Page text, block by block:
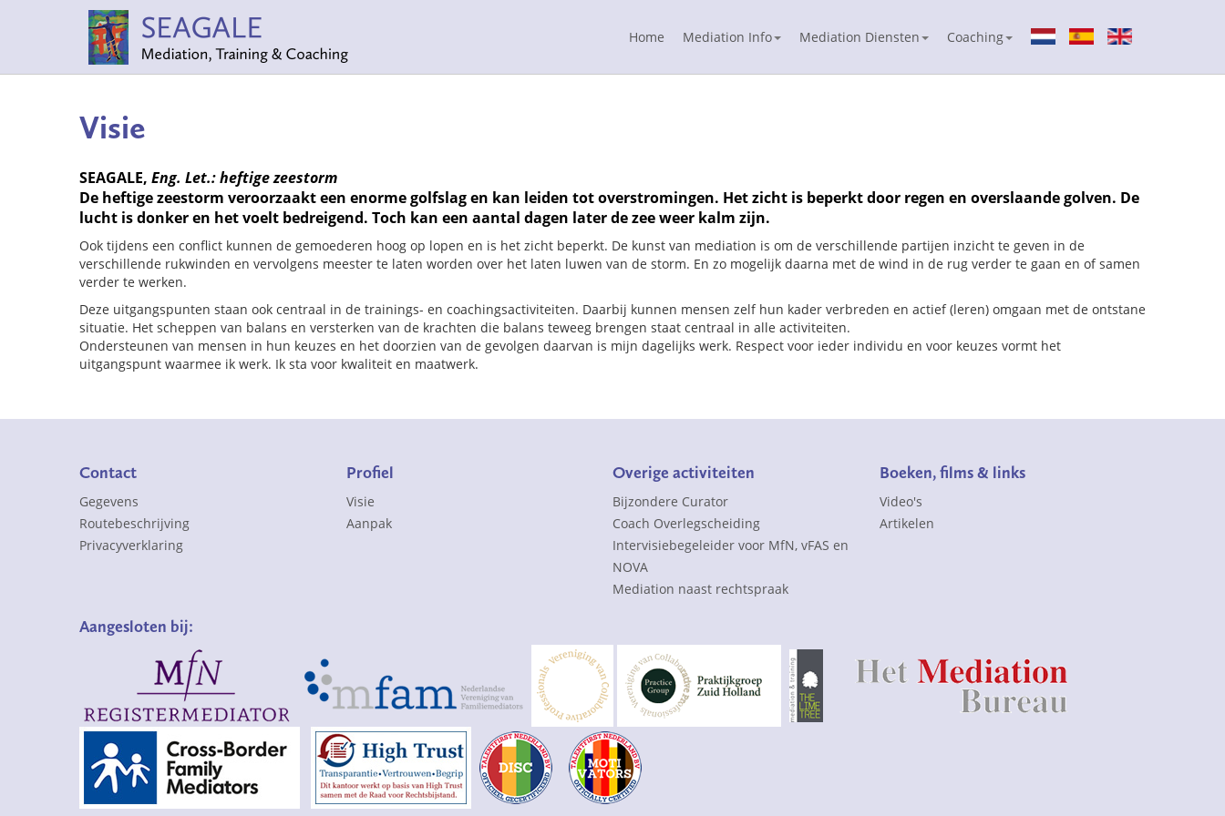
Home Mediation Info Mediation Diensten Coaching
Visie
SEAGALE, Eng. Let.: heftige zeestorm
De heftige zeestorm veroorzaakt een enorme golfslag en kan leiden tot overstromingen. Het zicht is beperkt door regen en overslaande golven. De
lucht is donker en het voelt bedreigend. Toch kan een aantal dagen later de zee weer kalm zijn.
Ook tijdens een conflict kunnen de gemoederen hoog op lopen en is het zicht beperkt. De kunst van mediation is om de verschillende partijen inzicht te geven in de
verschillende rukwinden en vervolgens meester te laten worden over het laten luwen van de storm. En zo mogelijk daarna met de wind in de rug verder te gaan en of samen
verder te werken.
Deze uitgangspunten staan ook centraal in de trainings- en coachingsactiviteiten. Daarbij kunnen mensen zelf hun kader verbreden en actief (leren) omgaan met de ontstane
situatie. Het scheppen van balans en versterken van de krachten die balans teweeg brengen staat centraal in alle activiteiten.
Ondersteunen van mensen in hun keuzes en het doorzien van de gevolgen daarvan is mijn dagelijks werk. Respect voor ieder individu en voor keuzes vormt het
uitgangspunt waarmee ik werk. Ik sta voor kwaliteit en maatwerk.
Contact
Gegevens
Routebeschrijving
Privacyverklaring
Profiel
Visie
Aanpak
Overige activiteiten
Bijzondere Curator
Coach Overlegscheiding
Intervisiebegeleider voor MfN, vFAS en
NOVA
Mediation naast rechtspraak
Boeken, films & links
Video's
Artikelen
Aangesloten bij: